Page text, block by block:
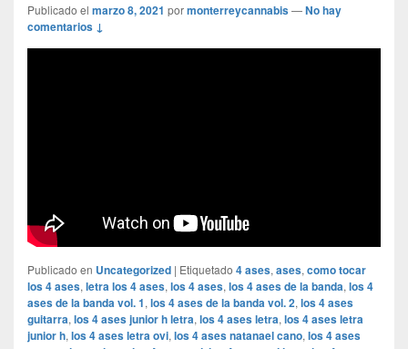
Publicado el marzo 8, 2021 pormonterreycannabis—No hay
comentarios ↓
Publicado en Uncategorized | Etiquetado 4 ases, ases, como tocar
los 4 ases, letra los 4 ases, los 4 ases, los 4 ases de la banda, los 4
ases de la banda vol. 1, los 4 ases de la banda vol. 2, los 4 ases
guitarra, los 4 ases junior h letra, los 4 ases letra, los 4 ases letra
junior h, los 4 ases letra ovi, los 4 ases natanael cano, los 4 ases